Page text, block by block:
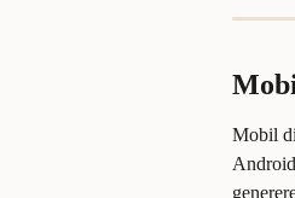
Mobil